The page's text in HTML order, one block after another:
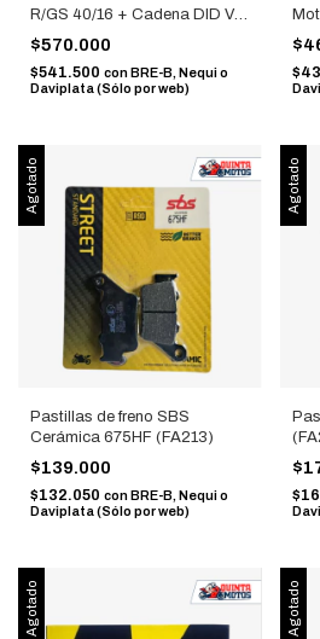
R/GS 40/16 + Cadena DID VO
520 Dorada
$570.000
$541.500 conBRE-B, Nequi o
Daviplata (Sólo por web)
Agotado
Pastillas de freno SBS
Cerámica 675HF (FA213)
$139.000
$132.050 con BRE-B, Nequi o
Daviplata (Sólo por web)
Agotado
Agotado Agotado